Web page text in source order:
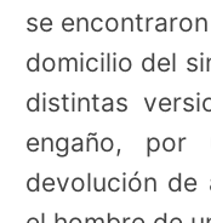
se
domicilio del
distintas
engaño, por
devolución de